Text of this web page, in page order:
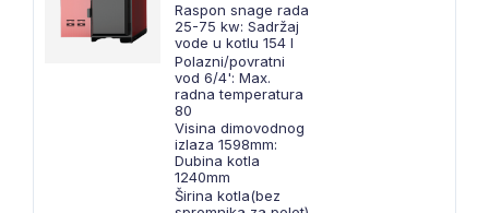
Raspon snage rada
25-75 kw: Sadržaj
vode u kotlu 154 l
Polazni/povratni
vod 6/4': Max.
radna temperatura
80
Visina dimovodnog
izlaza 1598mm:
Dubina kotla
1240mm
Širina kotla(bez